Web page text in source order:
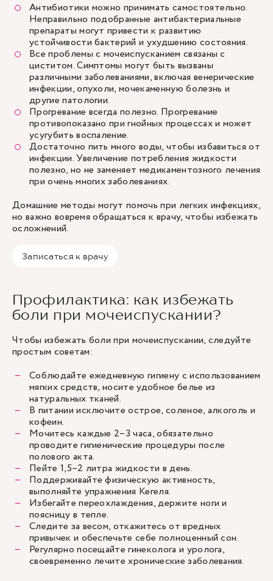
Антибиотики можно принимать самостоятельно.
Неправильно подобранные антибактериальные
препараты могут привести к развитию
устойчивости бактерий и ухудшению состояния.
Все проблемы с мочеиспусканием связаны с
циститом. Симптомы могут быть вызваны
различными заболеваниями, включая венерические
инфекции, опухоли, мочекаменную болезнь и
другие патологии.
Прогревание всегда полезно. Прогревание
противопоказано при гнойных процессах и может
усугубить воспаление.
Достаточно пить много воды, чтобы избавиться от
инфекции. Увеличение потребления жидкости
полезно, но не заменяет медикаментозного лечения
при очень многих заболеваниях.
Домашние методы могут помочь при легких инфекциях,
но важно вовремя обращаться к врачу, чтобы избежать
осложнений.
Записаться к врачу
Профилактика: как избежать
боли при мочеиспускании?
Чтобы избежать боли при мочеиспускании, следуйте
простым советам:
Соблюдайте ежедневную гигиену с использованием
мягких средств, носите удобное белье из
натуральных тканей.
В питании исключите острое, соленое, алкоголь и
кофеин.
Мочитесь каждые 2–3 часа, обязательно
проводите гигиенические процедуры после
полового акта.
Пейте 1,5–2 литра жидкости в день.
Поддерживайте физическую активность,
выполняйте упражнения Кегеля.
Избегайте переохлаждения, держите ноги и
поясницу в тепле.
Следите за весом, откажитесь от вредных
привычек и обеспечьте себе полноценный сон.
Регулярно посещайте гинеколога и уролога,
своевременно лечите хронические заболевания.